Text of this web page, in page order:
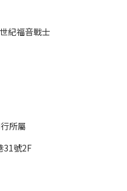
紀福音戰士
所屬
31號2F